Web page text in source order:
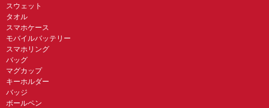
スウェット
タオル
スマホケース
モバイルバッテリー
スマホリング
バッグ
マグカップ
キーホルダー
バッジ
ボールペン